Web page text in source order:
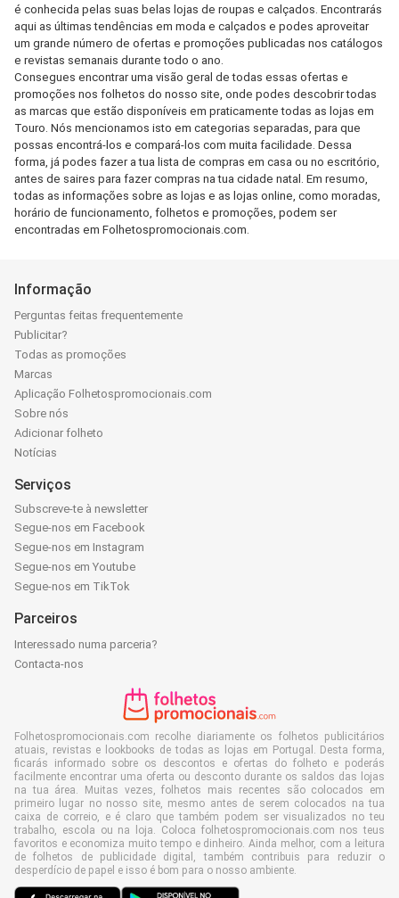
é conhecida pelas suas belas lojas de roupas e calçados. Encontrarás
aqui as últimas tendências em moda e calçados e podes aproveitar
um grande número de ofertas e promoções publicadas nos catálogos
e revistas semanais durante todo o ano.
Consegues encontrar uma visão geral de todas essas ofertas e
promoções nos folhetos do nosso site, onde podes descobrir todas
as marcas que estão disponíveis em praticamente todas as lojas em
Touro. Nós mencionamos isto em categorias separadas, para que
possas encontrá-los e compará-los com muita facilidade. Dessa
forma, já podes fazer a tua lista de compras em casa ou no escritório,
antes de saires para fazer compras na tua cidade natal. Em resumo,
todas as informações sobre as lojas e as lojas online, como moradas,
horário de funcionamento, folhetos e promoções, podem ser
encontradas em Folhetospromocionais.com.
Informação
Perguntas feitas frequentemente
Publicitar?
Todas as promoções
Marcas
Aplicação Folhetospromocionais.com
Sobre nós
Adicionar folheto
Notícias
Serviços
Subscreve-te à newsletter
Segue-nos em Facebook
Segue-nos em Instagram
Segue-nos em Youtube
Segue-nos em TikTok
Parceiros
Interessado numa parceria?
Contacta-nos
Folhetospromocionais.com recolhe diariamente os folhetos publicitários
atuais, revistas e lookbooks de todas as lojas em Portugal. Desta forma,
ficarás informado sobre os descontos e ofertas do folheto e poderás
facilmente encontrar uma oferta ou desconto durante os saldos das lojas
na tua área. Muitas vezes, folhetos mais recentes são colocados em
primeiro lugar no nosso site, mesmo antes de serem colocados na tua
caixa de correio, e é claro que também podem ser visualizados no teu
trabalho, escola ou na loja. Coloca folhetospromocionais.com nos teus
favoritos e economiza muito tempo e dinheiro. Ainda melhor, com a leitura
de folhetos de publicidade digital, também contribuis para reduzir o
desperdício de papel e isso é bom para o nosso ambiente.